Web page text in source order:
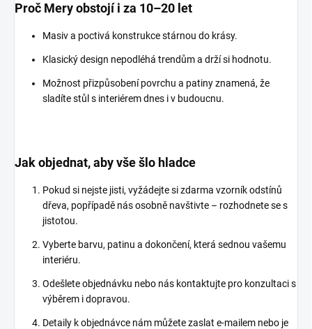
Proč Mery obstojí i za 10–20 let
Masiv a poctivá konstrukce stárnou do krásy.
Klasický design nepodléhá trendům a drží si hodnotu.
Možnost přizpůsobení povrchu a patiny znamená, že
sladíte stůl s interiérem dnes i v budoucnu.
Jak objednat, aby vše šlo hladce
Pokud si nejste jisti, vyžádejte si zdarma vzorník odstínů
dřeva, popřípadě nás osobně navštivte – rozhodnete se s
jistotou.
Vyberte barvu, patinu a dokončení, která sednou vašemu
interiéru.
Odešlete objednávku nebo nás kontaktujte pro konzultaci s
výběrem i dopravou.
Detaily k objednávce nám můžete zaslat e-mailem nebo je